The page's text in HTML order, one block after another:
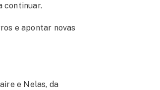
continuar.
e apontar novas
e Nelas, da